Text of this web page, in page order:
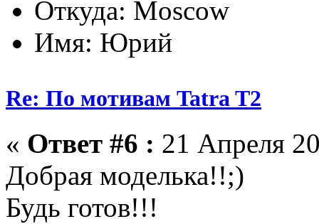
Откуда: Moscow
Имя: Юрий
Re: По мотивам Tatra T2
« Ответ #6 : 21 Апреля
Добрая моделька!!;)
Будь готов!!!